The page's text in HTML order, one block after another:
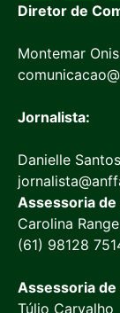
Diretor de
Montemar
Jornalista:
Danielle Santos
Assessoria de
Carolina
(61) 98128
Assessoria
Túlio Carvalho